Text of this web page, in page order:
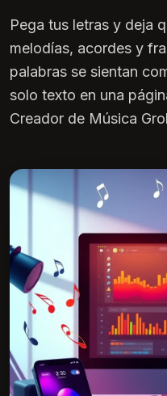
Pega tus letras y deja
melodías, acordes y
palabras se sientan
solo texto en una
Creador de Música